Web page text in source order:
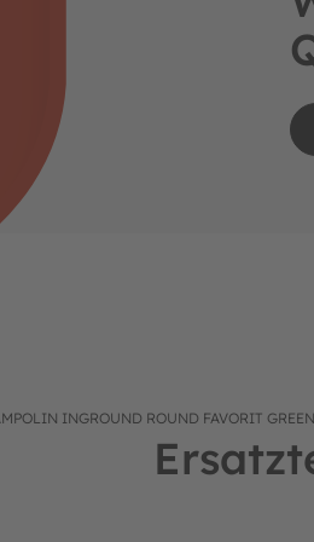
INGROUND ROUND FAVORIT